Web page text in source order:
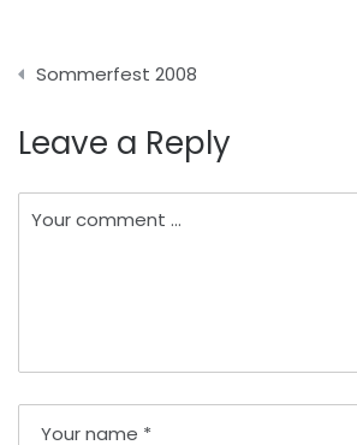
Beitragsnavigation
Sommerfest 2008
Leave a Reply